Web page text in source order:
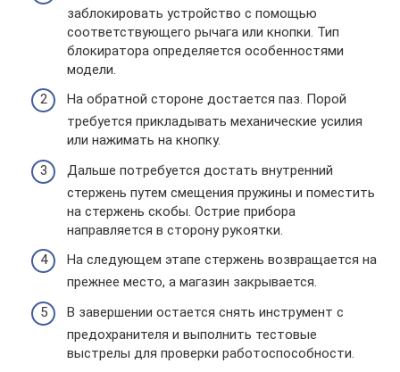
заблокировать устройство с помощью
соответствующего рычага или кнопки. Тип
блокиратора определяется особенностями
модели.
На обратной стороне достается паз. Порой
требуется прикладывать механические усилия
или нажимать на кнопку.
Дальше потребуется достать внутренний
стержень путем смещения пружины и поместить
на стержень скобы. Острие прибора
направляется в сторону рукоятки.
На следующем этапе стержень возвращается на
прежнее место, а магазин закрывается.
В завершении остается снять инструмент с
предохранителя и выполнить тестовые
выстрелы для проверки работоспособности.